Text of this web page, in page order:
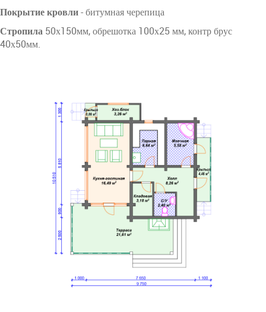
Покрытие кровли- битумная черепица
Стропила 50х150мм, обрешотка 100х25 мм, контр брус
40х50мм.